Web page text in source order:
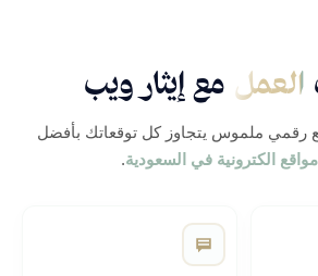
العمل مع إيثار ويب
رقمي ملموس يتجاوز كل توقعاتك بأفضل
الكترونية في السعودية.